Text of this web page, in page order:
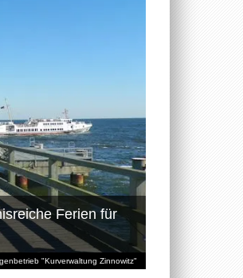
"Kurverwaltung Zinnowitz"
Ferien für